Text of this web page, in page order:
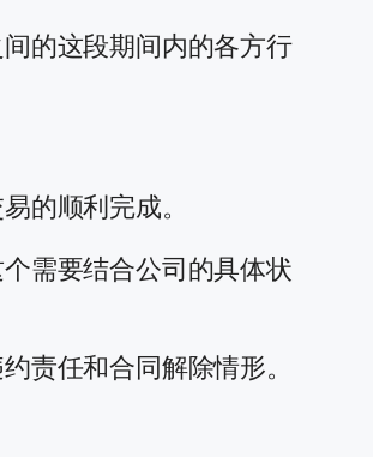
的这段期间内的各方行
的顺利完成。
需要结合公司的具体状
责任和合同解除情形。